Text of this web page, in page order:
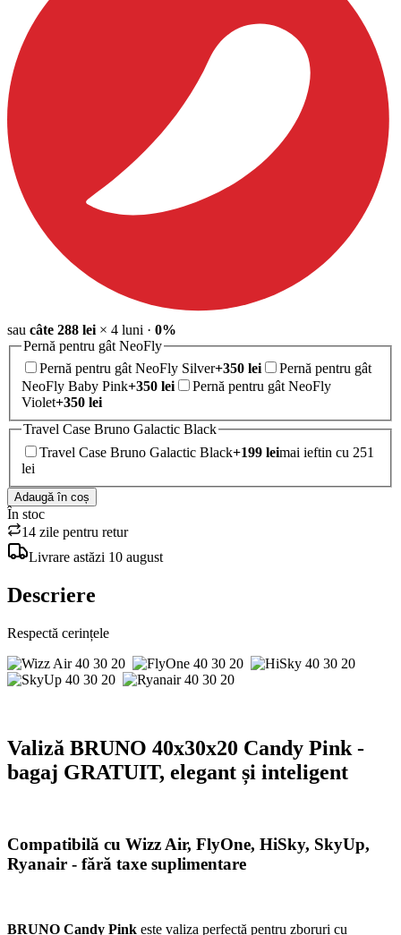
sau câte 288 lei × 4 luni · 0%
Pernă pentru gât NeoFly
Pernă pentru gât NeoFly Silver+350 lei
Pernă pentru gât
NeoFly Baby Pink+350 lei
Pernă pentru gât NeoFly
Violet+350 lei
Travel Case Bruno Galactic Black
Travel Case Bruno Galactic Black+199 leimai ieftin cu 251
lei
Adaugă în coș
În stoc
14 zile pentru retur
Livrare astăzi 10 august
Descriere
Respectă cerințele
Valiză BRUNO 40x30x20 Candy Pink -
bagaj GRATUIT, elegant și inteligent
Compatibilă cu Wizz Air, FlyOne, HiSky, SkyUp,
Ryanair - fără taxe suplimentare
BRUNO Candy Pink este valiza perfectă pentru zboruri cu